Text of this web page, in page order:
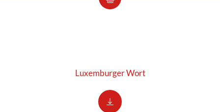
Luxemburger Wort